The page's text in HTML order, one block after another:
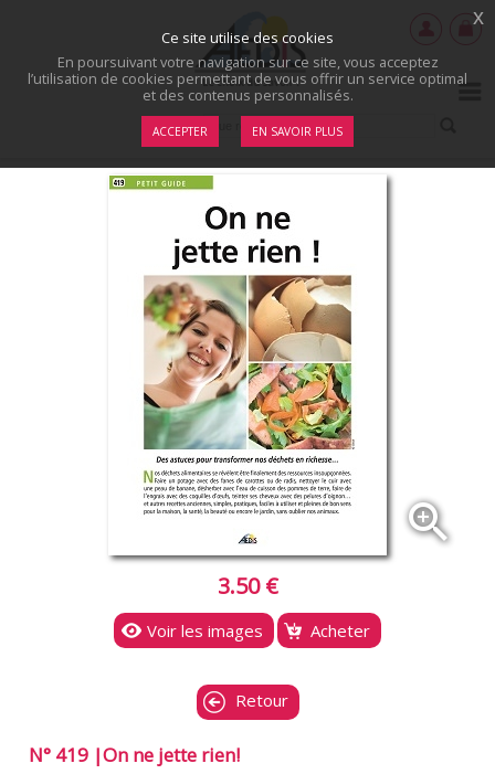
zoom_in
3.50 €
Voir les images Acheter
Retour
N° 419 |On ne jette rien!
Ce site utilise des cookies
En poursuivant votre navigation sur ce site, vous acceptez
l’utilisation de cookies permettant de vous offrir un service optimal
et des contenus personnalisés.
ACCEPTER EN SAVOIR PLUS
x